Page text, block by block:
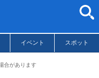
イベント スポット
合があります